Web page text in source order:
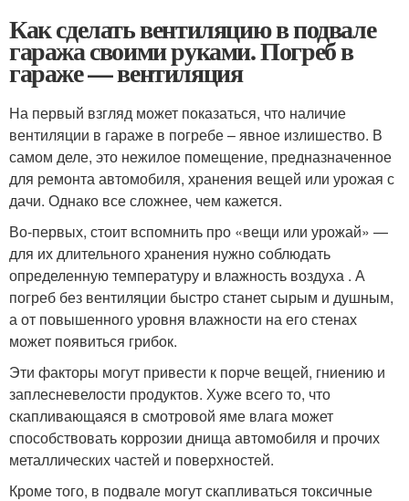
Как сделать вентиляцию в подвале
гаража своими руками. Погреб в
гараже — вентиляция
На первый взгляд может показаться, что наличие
вентиляции в гараже в погребе – явное излишество. В
самом деле, это нежилое помещение, предназначенное
для ремонта автомобиля, хранения вещей или урожая с
дачи. Однако все сложнее, чем кажется.
Во-первых, стоит вспомнить про «вещи или урожай» —
для их длительного хранения нужно соблюдать
определенную температуру и влажность воздуха . А
погреб без вентиляции быстро станет сырым и душным,
а от повышенного уровня влажности на его стенах
может появиться грибок.
Эти факторы могут привести к порче вещей, гниению и
заплесневелости продуктов. Хуже всего то, что
скапливающаяся в смотровой яме влага может
способствовать коррозии днища автомобиля и прочих
металлических частей и поверхностей.
Кроме того, в подвале могут скапливаться токсичные